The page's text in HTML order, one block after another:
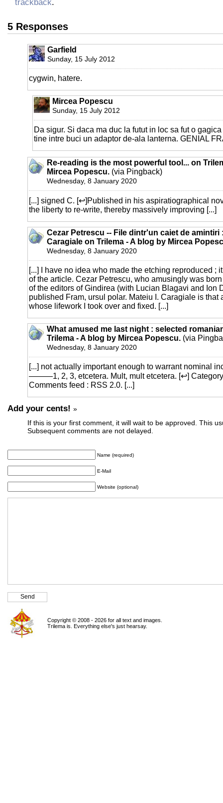
5 Responses
Garfield
Sunday, 15 July 2012
cygwin, hatere.
Mircea Popescu
Sunday, 15 July 2012
Da sigur. Si daca ma duc la futut in loc sa fut o
tine intre buci un adaptor de-ala lanterna. GENIAL
Re-reading is the most powerful tool... on
Mircea Popescu. (via Pingback)
Wednesday, 8 January 2020
[...] signed C. [↩]Published in his aspiratiographical
the liberty to re-write, thereby massively improving [...]
Cezar Petrescu -- File dintr'un caiet de amintiri
Caragiale on Trilema - A blog by Mircea
Wednesday, 8 January 2020
[...] I have no idea who made the etching reproduced ;
of the article. Cezar Petrescu, who amusingly was
of the editors of Gindirea (with Lucian Blagavi and Ion
published Fram, ursul polar. Mateiu I. Caragiale is that
whose lifework I took over and fixed. [...]
What amused me last night : selected
Trilema - A blog by Mircea Popescu. (via
Wednesday, 8 January 2020
[...] not actually important enough to warrant nominal
———1, 2, 3, etcetera. Mult, mult etcetera. [↩]
Comments feed : RSS 2.0. [...]
Add your cents! »
If this is your first comment, it will wait to be approved. This
Subsequent comments are not delayed.
Name (required)
E-Mail
Website (optional)
Copyright © 2008 - 2026 for all text and images.
Trilema is. Everything else's just hearsay.